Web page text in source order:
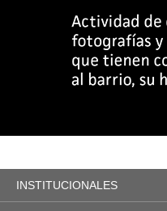
INSTITUCIONALES